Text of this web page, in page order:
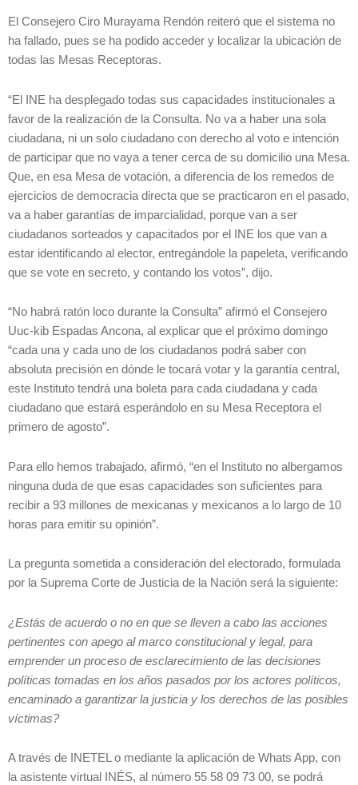
El Consejero Ciro Murayama Rendón reiteró que el sistema no
ha fallado, pues se ha podido acceder y localizar la ubicación de
todas las Mesas Receptoras.
“El INE ha desplegado todas sus capacidades institucionales a
favor de la realización de la Consulta. No va a haber una sola
ciudadana, ni un solo ciudadano con derecho al voto e intención
de participar que no vaya a tener cerca de su domicilio una Mesa.
Que, en esa Mesa de votación, a diferencia de los remedos de
ejercicios de democracia directa que se practicaron en el pasado,
va a haber garantías de imparcialidad, porque van a ser
ciudadanos sorteados y capacitados por el INE los que van a
estar identificando al elector, entregándole la papeleta, verificando
que se vote en secreto, y contando los votos”, dijo.
“No habrá ratón loco durante la Consulta” afirmó el Consejero
Uuc-kib Espadas Ancona, al explicar que el próximo domingo
“cada una y cada uno de los ciudadanos podrá saber con
absoluta precisión en dónde le tocará votar y la garantía central,
este Instituto tendrá una boleta para cada ciudadana y cada
ciudadano que estará esperándolo en su Mesa Receptora el
primero de agosto”.
Para ello hemos trabajado, afirmó, “en el Instituto no albergamos
ninguna duda de que esas capacidades son suficientes para
recibir a 93 millones de mexicanas y mexicanos a lo largo de 10
horas para emitir su opinión”.
La pregunta sometida a consideración del electorado, formulada
por la Suprema Corte de Justicia de la Nación será la siguiente:
¿Estás de acuerdo o no en que se lleven a cabo las acciones
pertinentes con apego al marco constitucional y legal, para
emprender un proceso de esclarecimiento de las decisiones
políticas tomadas en los años pasados por los actores políticos,
encaminado a garantizar la justicia y los derechos de las posibles
víctimas?
A través de INETEL o mediante la aplicación de Whats App, con
la asistente virtual INÉS, al número 55 58 09 73 00, se podrá